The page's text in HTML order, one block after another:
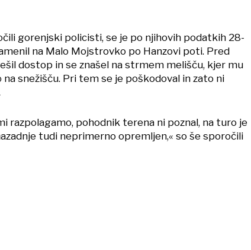
gorenjski policisti, se je po njihovih podatkih 28-
na Malo Mojstrovko po Hanzovi poti. Pred
dostop in se znašel na strmem melišču, kjer mu
snežišču. Pri tem se je poškodoval in zato ni
razpolagamo, pohodnik terena ni poznal, na turo je
tudi neprimerno opremljen,« so še sporočili